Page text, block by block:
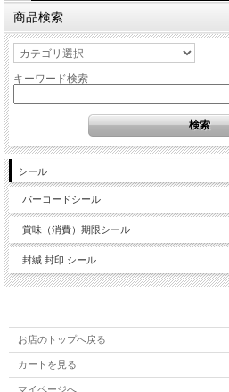
商品検索
キーワード検索
シール
バーコードシール
賞味（消費）期限シール
封緘 封印 シール
お店のトップへ戻る
カートを見る
マイページへ